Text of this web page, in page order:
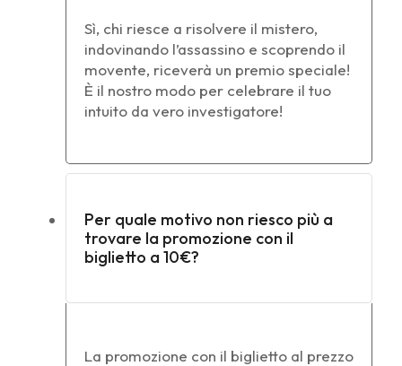
Sì, chi riesce a risolvere il mistero,
indovinando l’assassino e scoprendo il
movente, riceverà un premio speciale!
È il nostro modo per celebrare il tuo
intuito da vero investigatore!
Per quale motivo non riesco più a
trovare la promozione con il
biglietto a 10€?
La promozione con il biglietto al prezzo